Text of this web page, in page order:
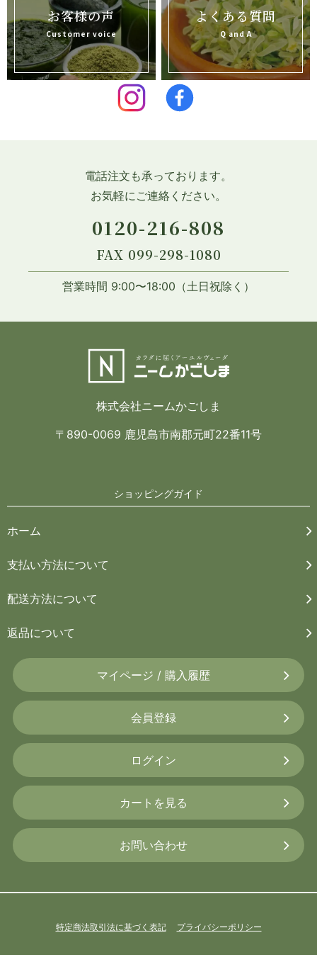
お客様の声
Customer voice
よくある質問
Q and A
電話注文も承っております。
お気軽にご連絡ください。
0120-216-808
FAX 099-298-1080
営業時間 9:00〜18:00（土日祝除く）
株式会社ニームかごしま
〒890-0069 鹿児島市南郡元町22番11号
ショッピングガイド
ホーム
支払い方法について
配送方法について
返品について
マイページ / 購入履歴
会員登録
ログイン
カートを見る
お問い合わせ
特定商法取引法に基づく表記 プライバシーポリシー